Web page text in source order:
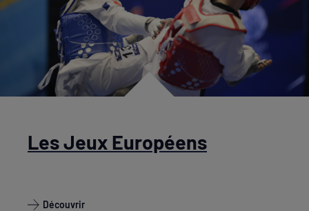
Les Jeux Européens
Découvrir